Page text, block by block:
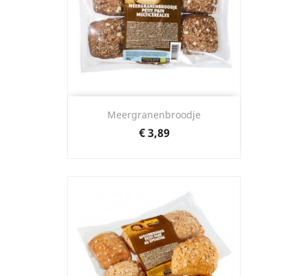
Meergranenbroodje
Prijs
€ 3,89